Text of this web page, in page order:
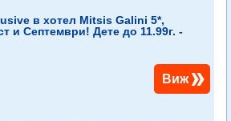
в хотел Mitsis Galini 5*,
и Септември! Дете до 11.99г. -
Виж